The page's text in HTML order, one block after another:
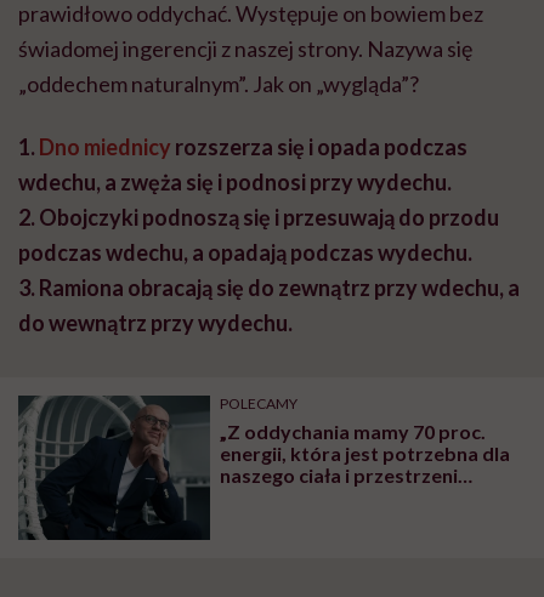
prawidłowo oddychać. Występuje on bowiem bez
świadomej ingerencji z naszej strony. Nazywa się
„oddechem naturalnym”. Jak on „wygląda”?
1. Dno miednicy rozszerza się i opada podczas
wdechu, a zwęża się i podnosi przy wydechu.
2. Obojczyki podnoszą się i przesuwają do przodu
podczas wdechu, a opadają podczas wydechu.
3. Ramiona obracają się do zewnątrz przy wdechu, a
do wewnątrz przy wydechu.
POLECAMY
„Z oddychania mamy 70 proc.
energii, która jest potrzebna dla
naszego ciała i przestrzeni